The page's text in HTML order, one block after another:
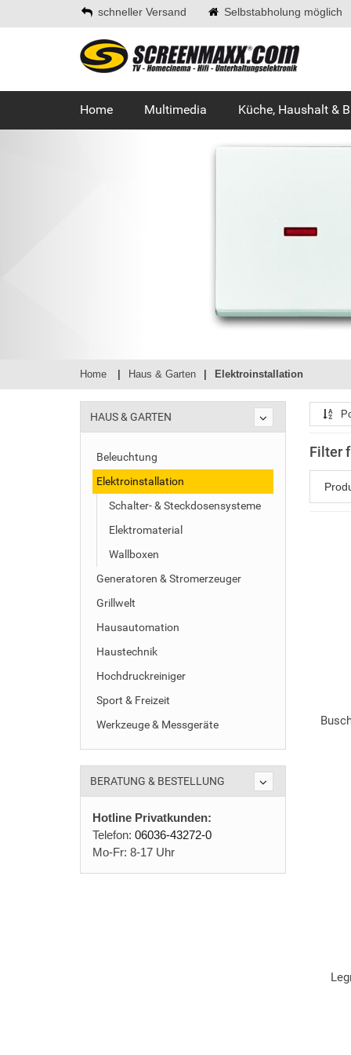
schneller Versand Selbstabholung möglich
Home Multimedia Küche, Haushalt &
Home Haus & Garten Elektroinstallation
HAUS & GARTEN
Beleuchtung
Elektroinstallation
Schalter- & Steckdosensysteme
Elektromaterial
Wallboxen
Generatoren & Stromerzeuger
Grillwelt
Hausautomation
Haustechnik
Hochdruckreiniger
Sport & Freizeit
Werkzeuge & Messgeräte
BERATUNG & BESTELLUNG
Hotline Privatkunden:
Telefon: 06036-43272-0
Mo-Fr: 8-17 Uhr
Filter